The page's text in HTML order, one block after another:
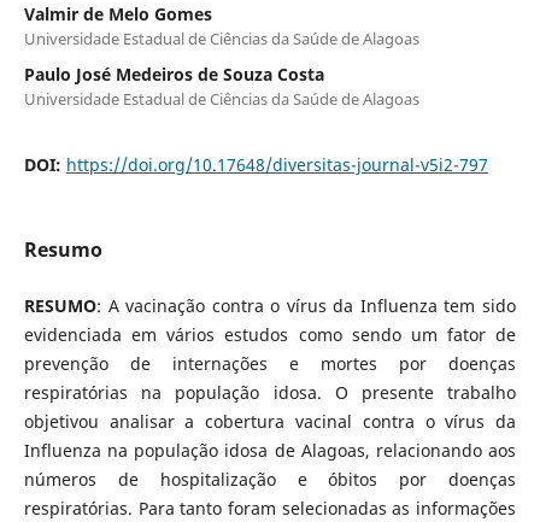
Valmir de Melo Gomes
Universidade Estadual de Ciências da Saúde de Alagoas
Paulo José Medeiros de Souza Costa
Universidade Estadual de Ciências da Saúde de Alagoas
DOI: https://doi.org/10.17648/diversitas-journal-v5i2-797
Resumo
RESUMO: A vacinação contra o vírus da Influenza tem sido
evidenciada em vários estudos como sendo um fator de
prevenção de internações e mortes por doenças
respiratórias na população idosa. O presente trabalho
objetivou analisar a cobertura vacinal contra o vírus da
Influenza na população idosa de Alagoas, relacionando aos
números de hospitalização e óbitos por doenças
respiratórias. Para tanto foram selecionadas as informações